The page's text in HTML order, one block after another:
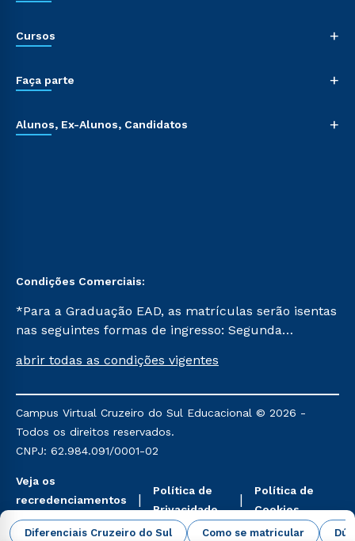
Diferenciais Cruzeiro do Sul Como se matricular
Cursos +
Faça parte +
Alunos, Ex-Alunos, Candidatos +
Condições Comerciais:
*Para a Graduação EAD, as matrículas serão isentas
nas seguintes formas de ingresso: Segunda
Já para as demais, a taxa de matrícula será de R$
mencionadas são referentes aos cursos: Ensino
Religioso, Geografia para a Docência e Metodologia
do Ensino de História: Questões Atuais.
abrir todas as condições vigentes
Campus Virtual Cruzeiro do Sul Educacional © 2026 -
Todos os direitos reservados.
CNPJ: 62.984.091/0001-02
Veja os
recredenciamentos
aqui
Política de
Privacidade
Política de
Cookies